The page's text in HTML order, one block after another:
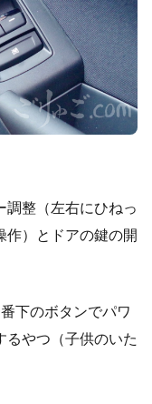
調整（左右にひねっ
作）とドアの鍵の開
下のボタンでパワ
るやつ（子供のいた